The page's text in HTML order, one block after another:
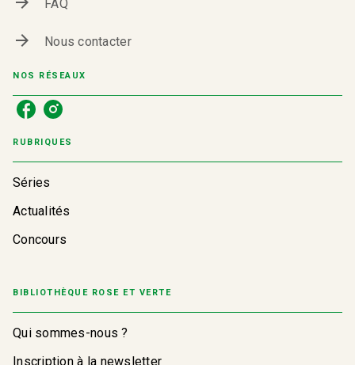
FAQ
arrow_forward Nous contacter
NOS RÉSEAUX
RUBRIQUES
Séries
Actualités
Concours
BIBLIOTHÈQUE ROSE ET VERTE
Qui sommes-nous ?
Inscription à la newsletter